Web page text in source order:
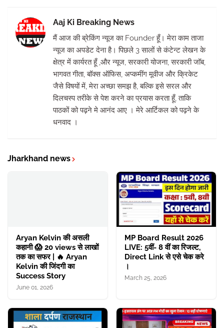
Aaj Ki Breaking News
मैं आज की ब्रेकिंग न्यूज का Founder हूँ। मेरा काम ताजा
न्यूज का अपडेट देना है। पिछले 3 सालों से कंटेन्ट लेखन के
क्षेत्र में कार्यरत हूँ ,और न्यूज, सरकारी योजना, सरकारी जॉब,
भागवत गीता, बॉक्स ऑफिस, अप्कमींग मूवीज और क्रिकेट
जैसे विषयों में, मेरा अच्छा समझ है, बल्कि इसे सरल और
दिलचस्प तरीके से पेश करने का प्रयास करता हूँ, ताकि
पाठकों को पढ़ने मे आनंद आए । मेरे आर्टिकल को पढ़ने के
धनवाद ।
Jharkhand news
Aryan Kelvin की असली
कहानी 😱 20 views से लाखों
तक का सफर | 🔥 Aryan
Kelvin की जिंदगी का
Success Story
June 01, 2026
MP Board Result 2026
LIVE: 5वीं- 8 वीं का रिजल्ट,
Direct Link से एसे चेक करे
।
March 25, 2026